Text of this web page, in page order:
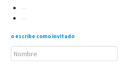
o escribe como invitado